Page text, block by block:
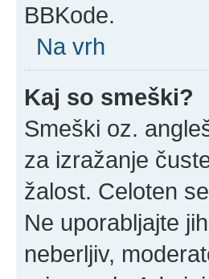
BBKode.
Na vrh
Kaj so smeški?
Smeški oz.
za izražanje
žalost. Celoten
Ne uporabljajte
neberljiv,